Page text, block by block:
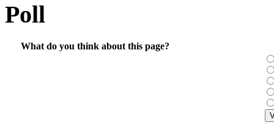
Poll
What do you think about this page?